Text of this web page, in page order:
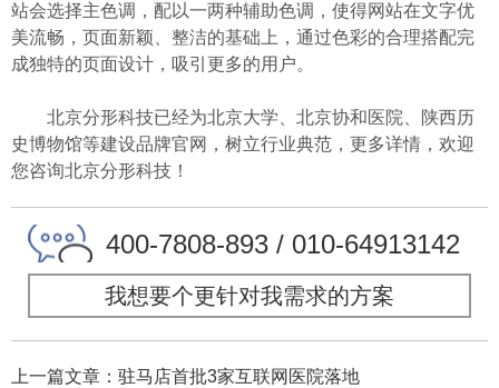
站会选择主色调，配以一两种辅助色调，使得网站在文字优
美流畅，页面新颖、整洁的基础上，通过色彩的合理搭配完
成独特的页面设计，吸引更多的用户。
北京分形科技已经为北京大学、北京协和医院、陕西历
史博物馆等建设品牌官网，树立行业典范，更多详情，欢迎
您咨询北京分形科技！
400-7808-893 / 010-64913142
我想要个更针对我需求的方案
上一篇文章：驻马店首批3家互联网医院落地